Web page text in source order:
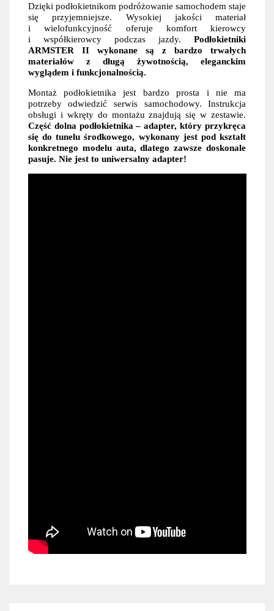
Dzięki podłokietnikom podróżowanie samochodem staje
się przyjemniejsze. Wysokiej jakości materiał
i wielofunkcyjność oferuje komfort kierowcy
i współkierowcy podczas jazdy.Podłokietniki
ARMSTER II wykonane są z bardzo trwałych
materiałów z długą żywotnością, eleganckim
wyglądem i funkcjonalnością.
Montaż podłokietnika jest bardzo prosta i nie ma
potrzeby odwiedzić serwis samochodowy. Instrukcja
obsługi i wkręty do montażu znajdują się w zestawie.
Część dolna podłokietnika – adapter, który przykręca
się do tunelu środkowego, wykonany jest pod kształt
konkretnego modelu auta, dlatego zawsze doskonale
pasuje. Nie jest to uniwersalny adapter!